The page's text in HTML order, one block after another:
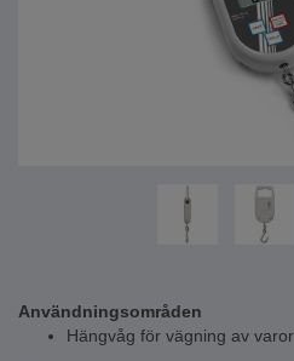
Användningsområden
Hängvåg för vägning av